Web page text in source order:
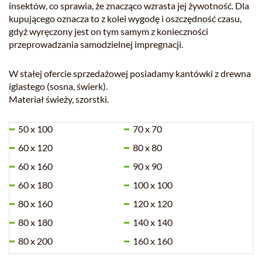
insektów, co sprawia, że znacząco wzrasta jej żywotność. Dla
kupującego oznacza to z kolei wygodę i oszczędność czasu,
gdyż wyręczony jest on tym samym z konieczności
przeprowadzania samodzielnej impregnacji.
W stałej ofercie sprzedażowej posiadamy kantówki z drewna
iglastego (sosna, świerk).
Materiał świeży, szorstki.
50 x 100
70 x 70
60 x 120
80 x 80
60 x 160
90 x 90
60 x 180
100 x 100
80 x 160
120 x 120
80 x 180
140 x 140
80 x 200
160 x 160